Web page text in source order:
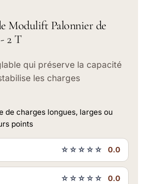
Modulift Palonnier de
2 T
qui préserve la capacité
les charges
de charges longues, larges ou
points
☆☆☆☆☆ 0.0
☆☆☆☆☆ 0.0